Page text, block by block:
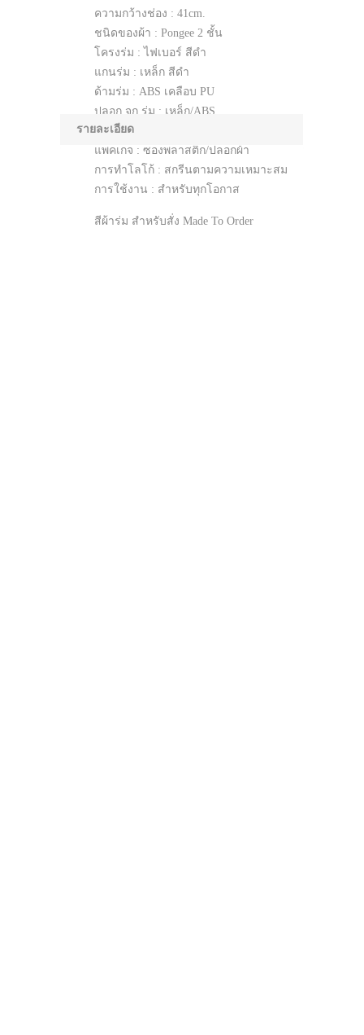
ความกว้างช่อง : 41cm.
ชนิดของผ้า : Pongee 2 ชั้น
โครงร่ม : ไฟเบอร์ สีดำ
แกนร่ม : เหล็ก สีดำ
ด้ามร่ม : ABS เคลือบ PU
ปลอก จุก ร่ม : เหล็ก/ABS
ระบบ เปิด-ปิด : Manual
แพคเกจ : ซองพลาสติก/ปลอกผ้า
การทำโลโก้ : สกรีนตามความเหมาะสม
การใช้งาน : สำหรับทุกโอกาส
สีผ้าร่ม สำหรับสั่ง Made To Order
รายละเอียด